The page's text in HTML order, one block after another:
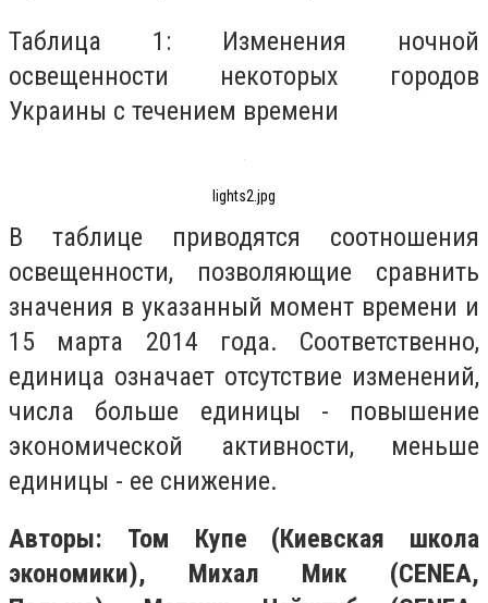
Таблица 1: Изменения ночной
освещенности некоторых городов
Украины с течением времени
lights2.jpg
В таблице приводятся соотношения
освещенности, позволяющие сравнить
значения в указанный момент времени и
15 марта 2014 года. Соответственно,
единица означает отсутствие изменений,
числа больше единицы - повышение
экономической активности, меньше
единицы - ее снижение.
Авторы: Том Купе (Киевская школа
экономики), Михал Мик (CENEA,